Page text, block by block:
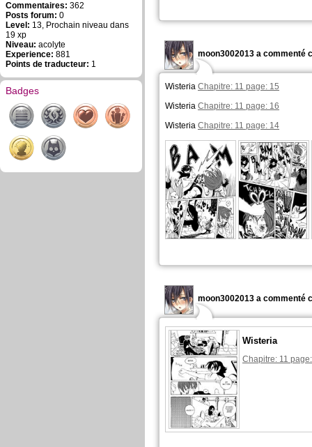
Commentaires: 362
Posts forum: 0
Level: 13, Prochain niveau dans
19 xp
Niveau: acolyte
Experience: 881
Points de traducteur: 1
Badges
moon3002013 a commenté
Wisteria Chapitre: 11 page: 15
Wisteria Chapitre: 11 page: 16
Wisteria Chapitre: 11 page: 14
moon3002013 a commenté
Wisteria
Chapitre: 11